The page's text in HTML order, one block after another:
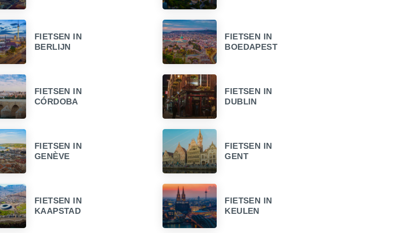
FIETSEN IN
BERLIJN
FIETSEN IN
BOEDAPEST
FIETSEN IN
CÓRDOBA
FIETSEN IN
DUBLIN
FIETSEN IN
GENÈVE
FIETSEN IN
GENT
FIETSEN IN
KAAPSTAD
FIETSEN IN
KEULEN